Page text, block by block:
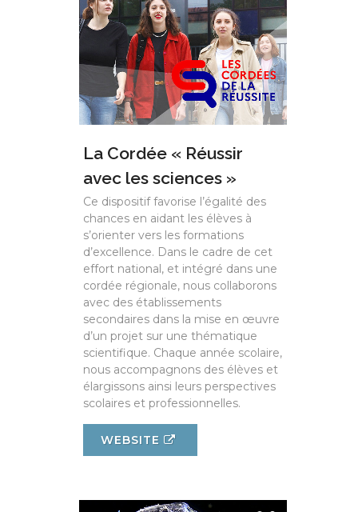
La Cordée « Réussir
avec les sciences »
Ce dispositif favorise l’égalité des
chances en aidant les élèves à
s’orienter vers les formations
d’excellence. Dans le cadre de cet
effort national, et intégré dans une
cordée régionale, nous collaborons
avec des établissements
secondaires dans la mise en œuvre
d’un projet sur une thématique
scientifique. Chaque année scolaire,
nous accompagnons des élèves et
élargissons ainsi leurs perspectives
scolaires et professionnelles.
WEBSITE